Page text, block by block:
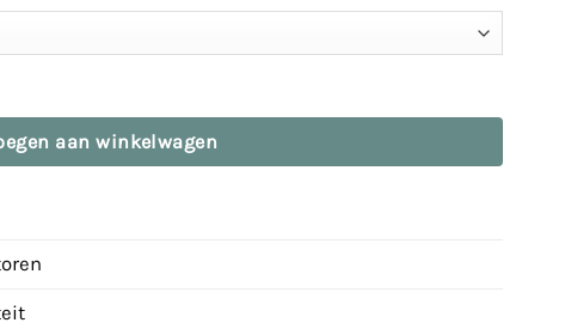
aan winkelwagen